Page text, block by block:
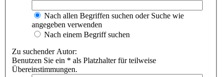
Nach allen Begriffen suchen oder Suche wie
angegeben verwenden
Nach einem Begriff suchen
Zu suchender Autor:
Benutzen Sie ein * als Platzhalter für teilweise
Übereinstimmungen.